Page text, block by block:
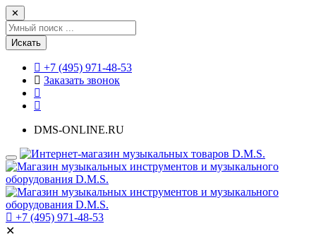
✕
Искать
+7 (495) 971-48-53
Заказать звонок
DMS-ONLINE.RU
+7 (495) 971-48-53
✕